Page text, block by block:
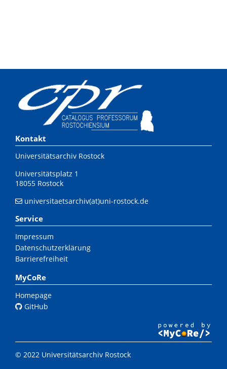
Kontakt
Universitätsarchiv Rostock
Universitätsplatz 1
18055 Rostock
universitaetsarchiv(at)uni-rostock.de
Service
Impressum
Datenschutzerklärung
Barrierefreiheit
MyCoRe
Homepage
GitHub
© 2022 Universitätsarchiv Rostock